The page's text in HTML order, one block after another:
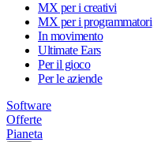
MX per i creativi
MX per i programmatori
In movimento
Ultimate Ears
Per il gioco
Per le aziende
Software
Offerte
Pianeta